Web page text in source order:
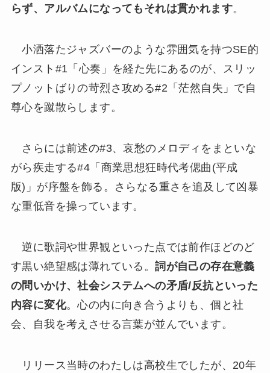
らず、アルバムになってもそれは貫かれます。
小洒落たジャズバーのような雰囲気を持つSE的
インスト#1「心奏」を経た先にあるのが、スリッ
プノットばりの苛烈さ攻める#2「茫然自失」で自
尊心を蹴散らします。
さらには前述の#3、哀愁のメロディをまといな
がら疾走する#4「商業思想狂時代考偲曲(平成
版)」が序盤を飾る。さらなる重さを追及して凶暴
な重低音を操っています。
逆に歌詞や世界観といった点では前作ほどのど
す黒い絶望感は薄れている。詞が自己の存在意義
の問いかけ、社会システムへの矛盾/反抗といった
内容に変化。心の内に向き合うよりも、個と社
会、自我を考えさせる言葉が並んでいます。
リリース当時のわたしは高校生でしたが、20年